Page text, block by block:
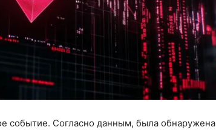
событие. Согласно данным, была обнаружена